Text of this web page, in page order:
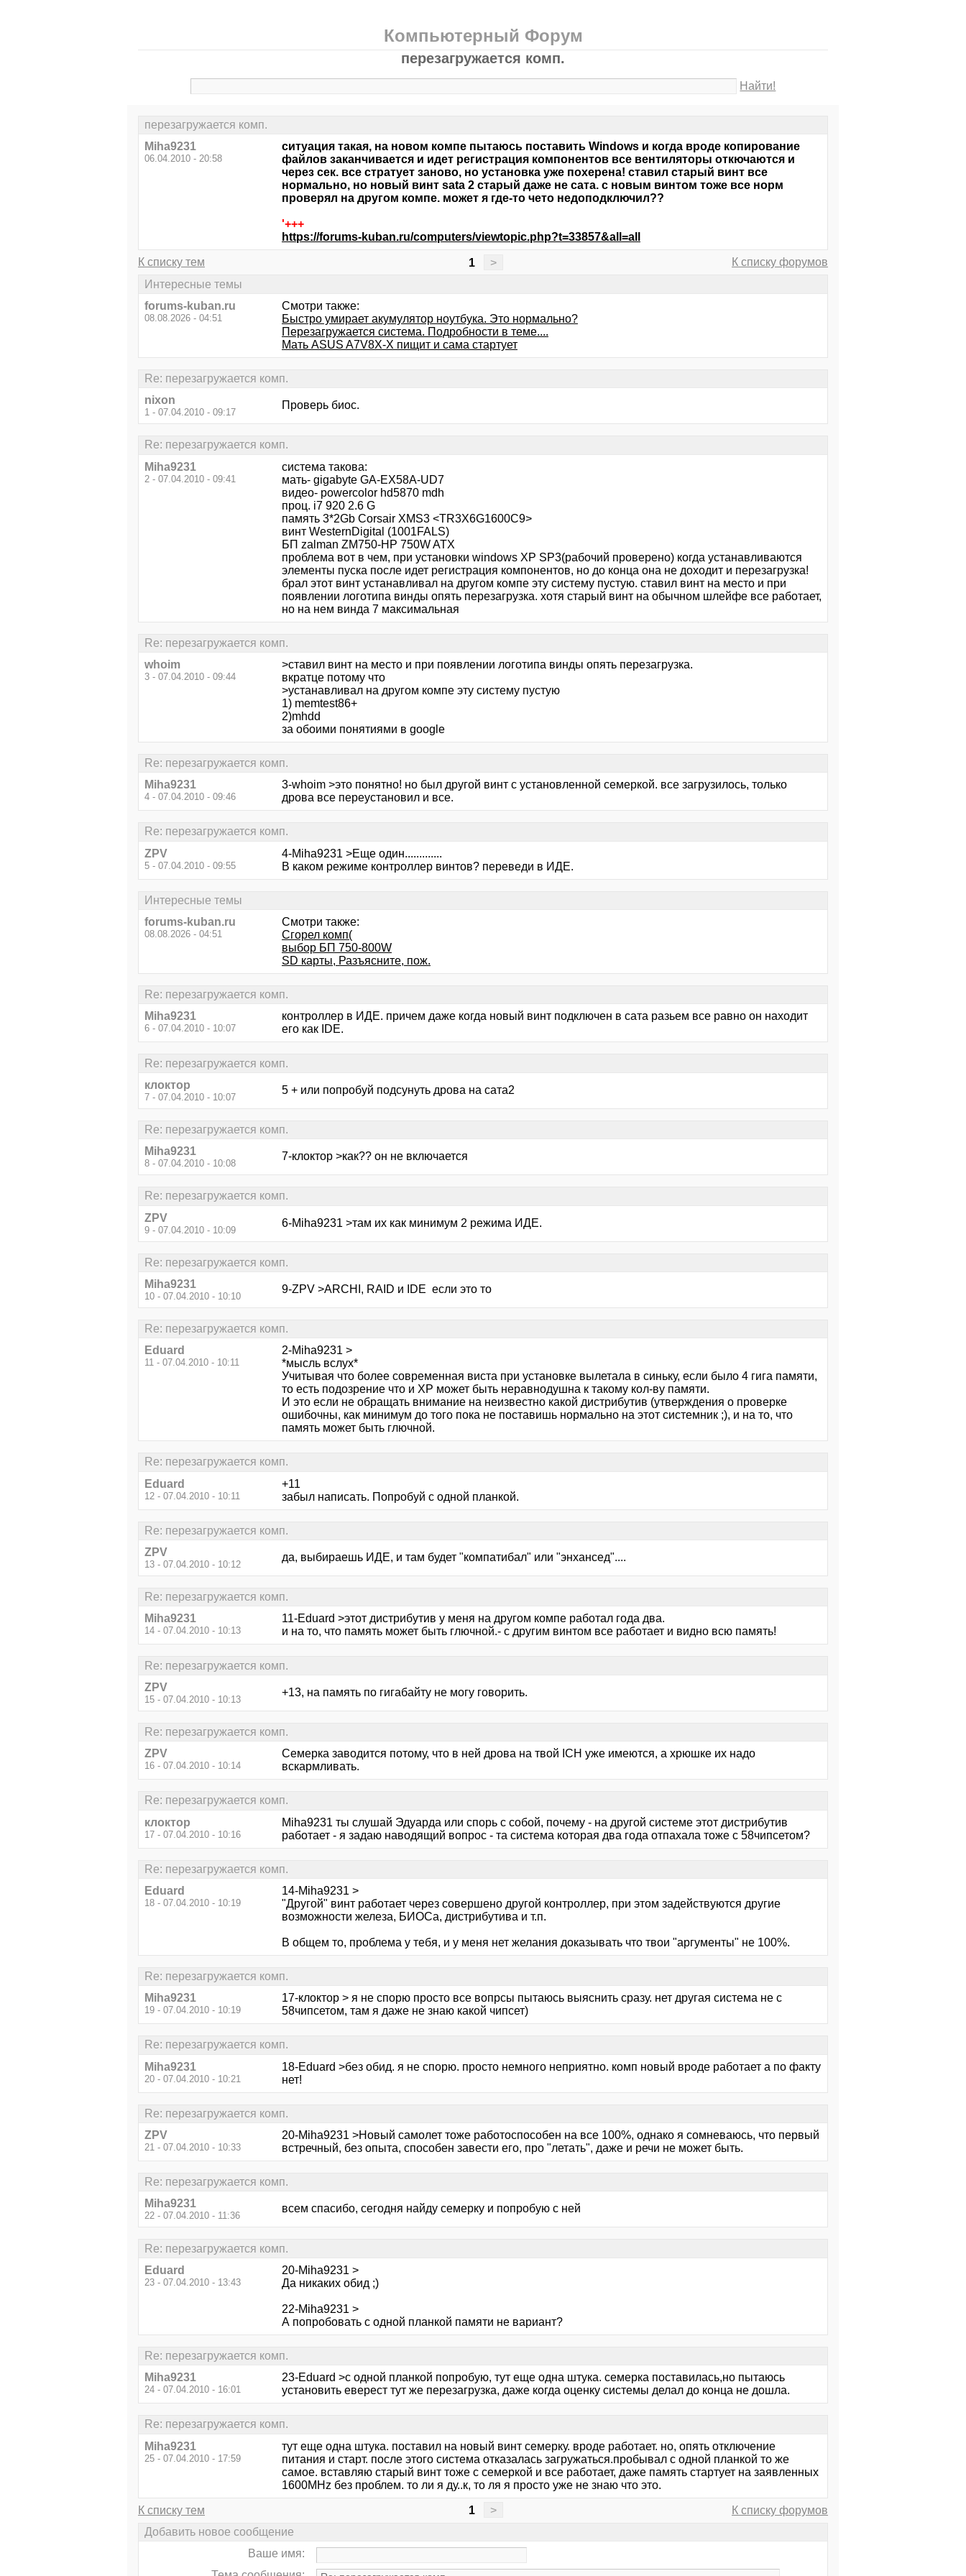
Компьютерный Форум
перезагружается комп.
Найти!
перезагружается комп.
Miha9231
06.04.2010 - 20:58
ситуация такая, на новом компе пытаюсь поставить Windows и когда вроде копирование
файлов заканчивается и идет регистрация компонентов все вентиляторы откючаются и
через сек. все стратует заново, но установка уже похерена! ставил старый винт все
нормально, но новый винт sata 2 старый даже не сата. с новым винтом тоже все норм
проверял на другом компе. может я где-то чето недоподключил??
'+++
https://forums-kuban.ru/computers/viewtopic.php?t=33857&all=all
К списку тем 1 >
К списку форумов
Интересные темы
forums-kuban.ru
08.08.2026 - 04:51
Смотри также:
Быстро умирает акумулятор ноутбука. Это нормально?
Перезагружается система. Подробности в теме....
Мать ASUS A7V8X-X пищит и сама стартует
Re: перезагружается комп.
nixon
1 - 07.04.2010 - 09:17
Проверь биос.
Re: перезагружается комп.
Miha9231
2 - 07.04.2010 - 09:41
система такова:
мать- gigabyte GA-EX58A-UD7
видео- powercolor hd5870 mdh
проц. i7 920 2.6 G
память 3*2Gb Corsair XMS3 <TR3X6G1600C9>
винт WesternDigital (1001FALS)
БП zalman ZM750-HP 750W ATX
проблема вот в чем, при установки windows XP SP3(рабочий проверено) когда устанавливаются
элементы пуска после идет регистрация компонентов, но до конца она не доходит и перезагрузка!
брал этот винт устанавливал на другом компе эту систему пустую. ставил винт на место и при
появлении логотипа винды опять перезагрузка. хотя старый винт на обычном шлейфе все работает,
но на нем винда 7 максимальная
Re: перезагружается комп.
whoim
3 - 07.04.2010 - 09:44
>ставил винт на место и при появлении логотипа винды опять перезагрузка.
вкратце потому что
>устанавливал на другом компе эту систему пустую
1) memtest86+
2)mhdd
за обоими понятиями в google
Re: перезагружается комп.
Miha9231
4 - 07.04.2010 - 09:46
3-whoim >это понятно! но был другой винт с установленной семеркой. все загрузилось, только
дрова все переустановил и все.
Re: перезагружается комп.
ZPV
5 - 07.04.2010 - 09:55
4-Miha9231 >Еще один.............
В каком режиме контроллер винтов? переведи в ИДЕ.
Интересные темы
forums-kuban.ru
08.08.2026 - 04:51
Смотри также:
Сгорел комп(
выбор БП 750-800W
SD карты, Разъясните, пож.
Re: перезагружается комп.
Miha9231
6 - 07.04.2010 - 10:07
контроллер в ИДЕ. причем даже когда новый винт подключен в сата разьем все равно он находит
его как IDE.
Re: перезагружается комп.
клоктор
7 - 07.04.2010 - 10:07
5 + или попробуй подсунуть дрова на сата2
Re: перезагружается комп.
Miha9231
8 - 07.04.2010 - 10:08
7-клоктор >как?? он не включается
Re: перезагружается комп.
ZPV
9 - 07.04.2010 - 10:09
6-Miha9231 >там их как минимум 2 режима ИДЕ.
Re: перезагружается комп.
Miha9231
10 - 07.04.2010 - 10:10
9-ZPV >ARCHI, RAID и IDE если это то
Re: перезагружается комп.
Eduard
11 - 07.04.2010 - 10:11
2-Miha9231 >
*мысль вслух*
Учитывая что более современная виста при установке вылетала в синьку, если было 4 гига памяти,
то есть подозрение что и ХР может быть неравнодушна к такому кол-ву памяти.
И это если не обращать внимание на неизвестно какой дистрибутив (утверждения о проверке
ошибочны, как минимум до того пока не поставишь нормально на этот системник ;), и на то, что
память может быть глючной.
Re: перезагружается комп.
Eduard
12 - 07.04.2010 - 10:11
+11
забыл написать. Попробуй с одной планкой.
Re: перезагружается комп.
ZPV
13 - 07.04.2010 - 10:12
да, выбираешь ИДЕ, и там будет "компатибал" или "энхансед"....
Re: перезагружается комп.
Miha9231
14 - 07.04.2010 - 10:13
11-Eduard >этот дистрибутив у меня на другом компе работал года два.
и на то, что память может быть глючной.- с другим винтом все работает и видно всю память!
Re: перезагружается комп.
ZPV
15 - 07.04.2010 - 10:13
+13, на память по гигабайту не могу говорить.
Re: перезагружается комп.
ZPV
16 - 07.04.2010 - 10:14
Семерка заводится потому, что в ней дрова на твой ICH уже имеются, а хрюшке их надо
вскармливать.
Re: перезагружается комп.
клоктор
17 - 07.04.2010 - 10:16
Miha9231 ты слушай Эдуарда или спорь с собой, почему - на другой системе этот дистрибутив
работает - я задаю наводящий вопрос - та система которая два года отпахала тоже с 58чипсетом?
Re: перезагружается комп.
Eduard
18 - 07.04.2010 - 10:19
14-Miha9231 >
"Другой" винт работает через совершено другой контроллер, при этом задействуются другие
возможности железа, БИОСа, дистрибутива и т.п.
В общем то, проблема у тебя, и у меня нет желания доказывать что твои "аргументы" не 100%.
Re: перезагружается комп.
Miha9231
19 - 07.04.2010 - 10:19
17-клоктор > я не спорю просто все вопрсы пытаюсь выяснить сразу. нет другая система не с
58чипсетом, там я даже не знаю какой чипсет)
Re: перезагружается комп.
Miha9231
20 - 07.04.2010 - 10:21
18-Eduard >без обид. я не спорю. просто немного неприятно. комп новый вроде работает а по факту
нет!
Re: перезагружается комп.
ZPV
21 - 07.04.2010 - 10:33
20-Miha9231 >Новый самолет тоже работоспособен на все 100%, однако я сомневаюсь, что первый
встречный, без опыта, способен завести его, про "летать", даже и речи не может быть.
Re: перезагружается комп.
Miha9231
22 - 07.04.2010 - 11:36
всем спасибо, сегодня найду семерку и попробую с ней
Re: перезагружается комп.
Eduard
23 - 07.04.2010 - 13:43
20-Miha9231 >
Да никаких обид ;)
22-Miha9231 >
А попробовать с одной планкой памяти не вариант?
Re: перезагружается комп.
Miha9231
24 - 07.04.2010 - 16:01
23-Eduard >с одной планкой попробую, тут еще одна штука. семерка поставилась,но пытаюсь
установить еверест тут же перезагрузка, даже когда оценку системы делал до конца не дошла.
Re: перезагружается комп.
Miha9231
25 - 07.04.2010 - 17:59
тут еще одна штука. поставил на новый винт семерку. вроде работает. но, опять отключение
питания и старт. после этого система отказалась загружаться.пробывал с одной планкой то же
самое. вставляю старый винт тоже с семеркой и все работает, даже память стартует на заявленных
1600MHz без проблем. то ли я ду..к, то ля я просто уже не знаю что это.
К списку тем 1 >
К списку форумов
Добавить новое сообщение
Ваше имя: